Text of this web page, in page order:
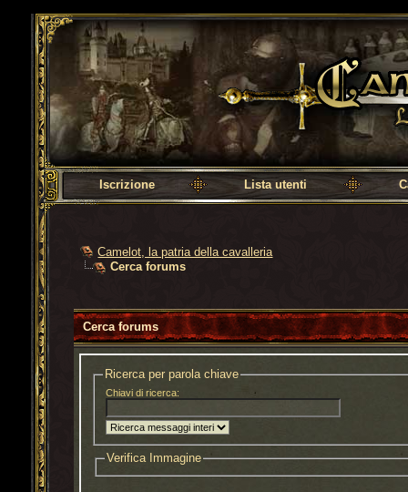
Camelot, la patria della cavalleria
Iscrizione Lista utenti
Camelot, la patria della cavalleria
Cerca forums
Cerca forums
Ricerca per parola chiave
Chiavi di ricerca:
Verifica Immagine